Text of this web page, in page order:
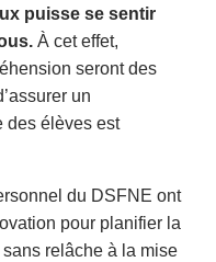
puisse se sentir
À cet effet,
seront des
un
des élèves est
du DSFNE ont
pour planifier la
relâche à la mise